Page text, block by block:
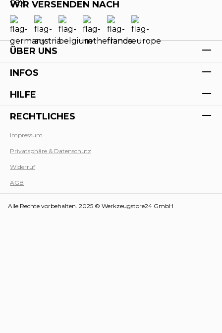
WIR VERSENDEN NACH
ÜBER UNS
INFOS
HILFE
RECHTLICHES
Impressum
Privatsphäre & Datenschutz
Widerruf
AGB
Alle Rechte vorbehalten. 2025 © Werkzeugstore24 GmbH